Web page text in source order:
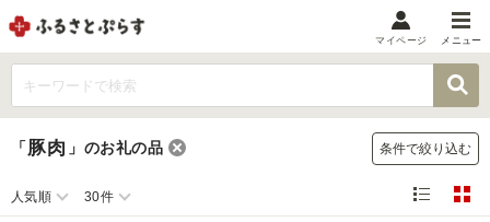
メニュー
マイメニュー
マイページ
メニュー
マイページ
「豚肉 」 のお礼の品 条件で絞り込む
人気順 30件